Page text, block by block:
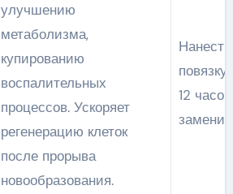
улучшению
метаболизма,
купированию
воспалительных
процессов. Ускоряет
регенерацию клеток
после прорыва
новообразования.
12 часов